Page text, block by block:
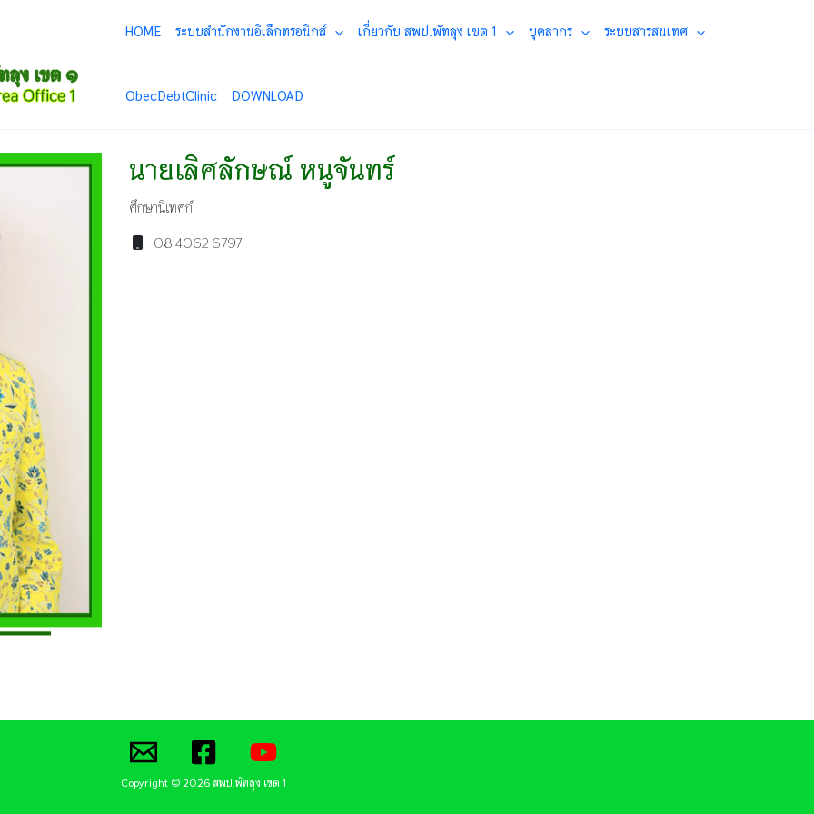
HOME ระบบสำนักงานอิเล็กทรอนิกส์ เกี่ยวกับ สพป.พัทลุง เขต 1 บุคลากร ระบบสารสนเทศ
ObecDebtClinic DOWNLOAD
นายเลิศลักษณ์ หนูจันทร์
ศึกษานิเทศก์
08 4062 6797
Copyright © 2026 สพป.พัทลุง เขต 1